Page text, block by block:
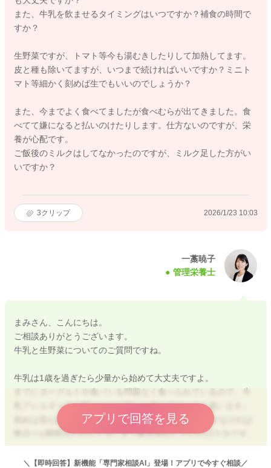
また、牛乳を飲ませるタイミングはいつですか？補食の時間で
すか？
生野菜ですが、トマト等今も湯むきしたりして加熱してます。
皮と種も除いてますが、いつまで続ければいいですか？ミニト
マト等細かく刻めば生でもいいのでしょうか？
また、今までよく食べてましたが食べむらが出てきました。食
べてて嫌になると払いのけたりします。仕方ないのですが、栄
養が心配です。
ご飯後のミルクはしてなかったのですが、ミルク足した方がい
いですか？
3クリップ 2026/1/23 10:03
一藁暁子
管理栄養士
まみさん、こんにちは。
ご相談ありがとうございます。
牛乳と生野菜についてのご質問ですね。
牛乳は1歳を過ぎたら少量から始めて大丈夫ですよ。
すでにヨーグルトや食パンを問題なく食べられているので、牛
乳アレルギーの心配はかなり低いと考えてよいかと思います。
初めは安心のために大さじ1〜2ほどから始め、問題がなければ
数日〜1週間ほどかけて少しずつ量を増やしていけば十分です。
牛乳をあげるタイミングは、補食の時間や食事と一緒、食後に
アプリで回答を見る
＼【即時回答】新機能「専門家相談AI」登場！アプリで今すぐ相談／